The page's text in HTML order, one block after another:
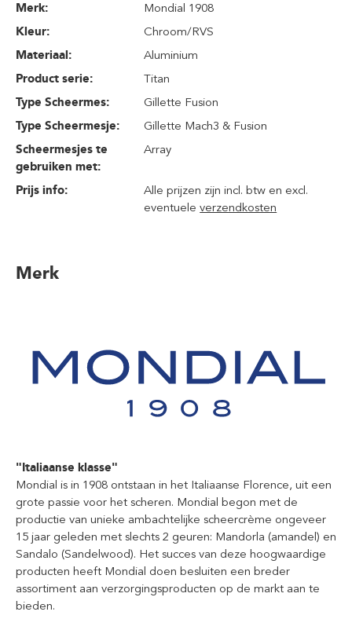
Merk:
Mondial 1908
Kleur:
Chroom/RVS
Materiaal:
Aluminium
Product serie:
Titan
Type Scheermes:
Gillette Fusion
Type Scheermesje:
Gillette Mach3 & Fusion
Scheermesjes te
gebruiken met:
Array
Prijs info:
Alle prijzen zijn incl. btw en excl.
eventueleverzendkosten
Merk
"Italiaanse klasse"
Mondial is in 1908 ontstaan in het Italiaanse Florence, uit een
grote passie voor het scheren. Mondial begon met de
productie van unieke ambachtelijke scheercrème ongeveer
15 jaar geleden met slechts 2 geuren: Mandorla (amandel) en
Sandalo (Sandelwood). Het succes van deze hoogwaardige
producten heeft Mondial doen besluiten een breder
assortiment aan verzorgingsproducten op de markt aan te
bieden.